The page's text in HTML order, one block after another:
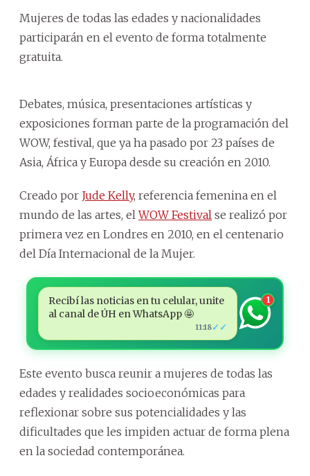
Mujeres de todas las edades y nacionalidades
participarán en el evento de forma totalmente
gratuita.
Debates, música, presentaciones artísticas y
exposiciones forman parte de la programación del
WOW, festival, que ya ha pasado por 23 países de
Asia, África y Europa desde su creación en 2010.
Creado por Jude Kelly, referencia femenina en el
mundo de las artes, elWOW Festival se realizó por
primera vez en Londres en 2010, en el centenario
del Día Internacional de la Mujer.
Recibí las noticias en tu celular, unite
al canal de ÚH en WhatsApp 🤩
11:18✓✓
1
Este evento busca reunir a mujeres de todas las
edades y realidades socioeconómicas para
reflexionar sobre sus potencialidades y las
dificultades que les impiden actuar de forma plena
en la sociedad contemporánea.